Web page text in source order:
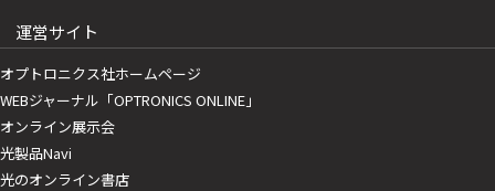
運営サイト
オプトロニクス社ホームページ
WEBジャーナル「OPTRONICS ONLINE」
オンライン展示会
光製品Navi
光のオンライン書店